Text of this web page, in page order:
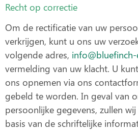
Recht op correctie
Om de rectificatie van uw
verkrijgen, kunt u ons uw
volgende adres,
vermelding van uw klacht. U
ons opnemen via ons
gebeld te worden. In geval van
persoonlijke gegevens, zullen
basis van de schriftelijke